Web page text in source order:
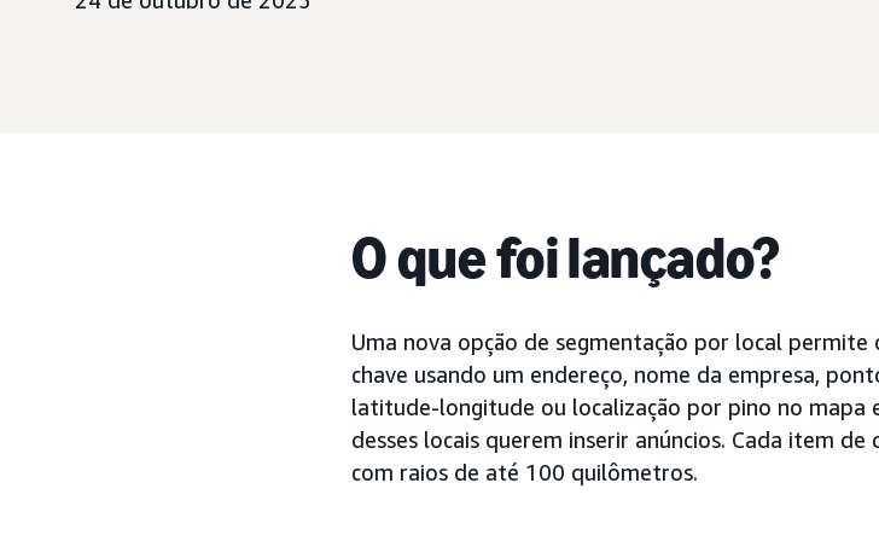
O que foi lançado?
Uma nova opção de segmentação por local permite
chave usando um endereço, nome da empresa,
latitude-longitude ou localização por pino no mapa
desses locais querem inserir anúncios. Cada item
com raios de até 100 quilômetros.